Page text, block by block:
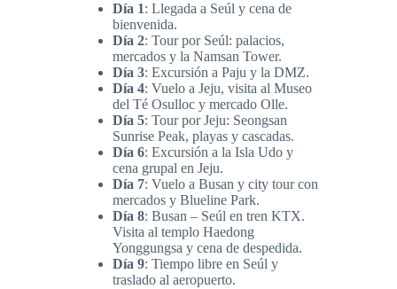
Día 1: Llegada a Seúl y cena de
bienvenida.
Día 2: Tour por Seúl: palacios,
mercados y la Namsan Tower.
Día 3: Excursión a Paju y la DMZ.
Día 4: Vuelo a Jeju, visita al Museo
del Té Osulloc y mercado Olle.
Día 5: Tour por Jeju: Seongsan
Sunrise Peak, playas y cascadas.
Día 6: Excursión a la Isla Udo y
cena grupal en Jeju.
Día 7: Vuelo a Busan y city tour con
mercados y Blueline Park.
Día 8: Busan – Seúl en tren KTX.
Visita al templo Haedong
Yonggungsa y cena de despedida.
Día 9: Tiempo libre en Seúl y
traslado al aeropuerto.